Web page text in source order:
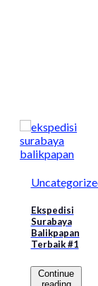
Ekspedisi
Surabaya
Balikpapan
Terbaik #1
Continue